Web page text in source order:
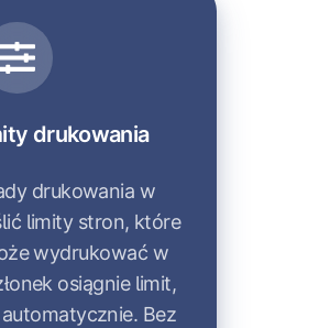
drukowania
drukowania w
limity stron, które
wydrukować w
osiągnie limit,
automatycznie. Bez